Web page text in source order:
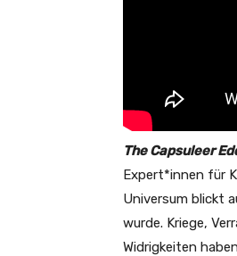
The Capsuleer
Expert*innen für
Universum blickt
wurde. Kriege,
Widrigkeiten